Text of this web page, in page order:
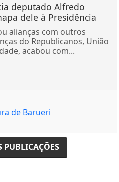
deputado Alfredo
dele à Presidência
alianças com outros
do Republicanos, União
acabou com...
PUBLICAÇÕES